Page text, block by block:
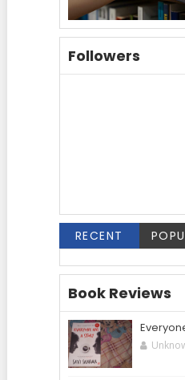
Followers
RECENT
Book Reviews